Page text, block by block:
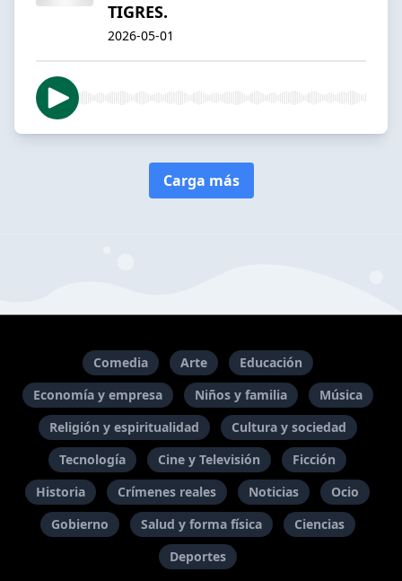
TIGRES.
2026-05-01
Carga más
Comedia Arte
Educación
Economía y empresa
Niños y familia
Música
Religión y espiritualidad
Cultura y sociedad
Tecnología
Cine y Televisión
Ficción
Historia
Crímenes reales Noticias
Ocio
Gobierno
Salud y forma física
Ciencias
Deportes